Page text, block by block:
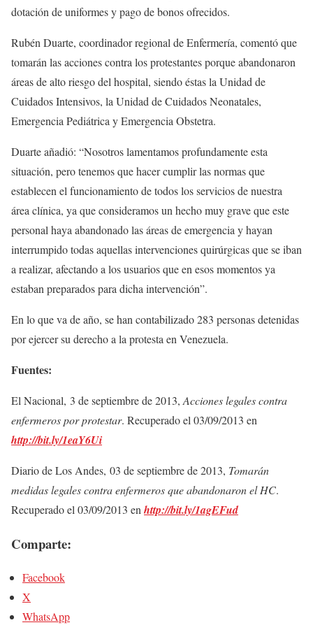
dotación de uniformes y pago de bonos ofrecidos.
Rubén Duarte, coordinador regional de Enfermería, comentó que
tomarán las acciones contra los protestantes porque abandonaron
áreas de alto riesgo del hospital, siendo éstas la Unidad de
Cuidados Intensivos, la Unidad de Cuidados Neonatales,
Emergencia Pediátrica y Emergencia Obstetra.
Duarte añadió: “Nosotros lamentamos profundamente esta
situación, pero tenemos que hacer cumplir las normas que
establecen el funcionamiento de todos los servicios de nuestra
área clínica, ya que consideramos un hecho muy grave que este
personal haya abandonado las áreas de emergencia y hayan
interrumpido todas aquellas intervenciones quirúrgicas que se iban
a realizar, afectando a los usuarios que en esos momentos ya
estaban preparados para dicha intervención”.
En lo que va de año, se han contabilizado 283 personas detenidas
por ejercer su derecho a la protesta en Venezuela.
Fuentes:
El Nacional, 3 de septiembre de 2013, Acciones legales contra
enfermeros por protestar. Recuperado el 03/09/2013 en
http://bit.ly/1eaY6Ui
Diario de Los Andes, 03 de septiembre de 2013, Tomarán
medidas legales contra enfermeros que abandonaron el HC.
Recuperado el 03/09/2013 en http://bit.ly/1agEFud
Comparte:
Facebook
X
WhatsApp